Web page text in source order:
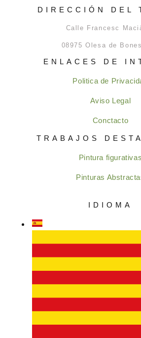
DIRECCIÓN DEL
Calle Francesc
08975 Olesa de
ENLACES DE
Politica de
Aviso Legal
Conctacto
TRABAJOS
Pintura figurativas
Pinturas
IDIOMA